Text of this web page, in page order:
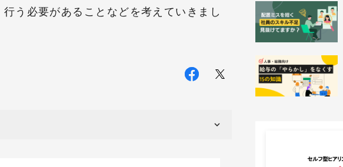
う必要があることなどを考えていきまし